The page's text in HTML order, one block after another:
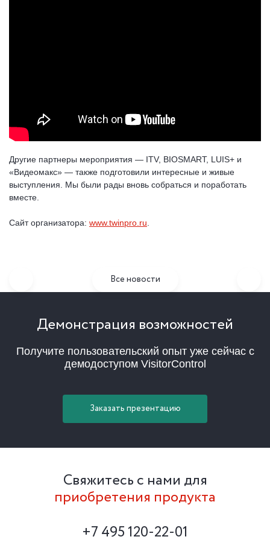
Другие партнеры мероприятия — ITV, BIOSMART, LUIS+ и
«Видеомакс» — также подготовили интересные и живые
выступления. Мы были рады вновь собраться и поработать
вместе.
Сайт организатора: www.twinpro.ru
Все новости
Демонстрация возможностей
Получите пользовательский опыт уже сейчас с
демодоступом VisitorControl
Заказать презентацию
Свяжитесь с нами для
приобретения продукта
+7 495 120-22-01